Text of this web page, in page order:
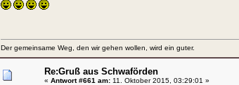
Der gemeinsame Weg, den wir gehen wollen, wird ein guter.
Re:Gruß aus Schwaförden
« Antwort #661 am:11. Oktober 2015, 03:29:01 »